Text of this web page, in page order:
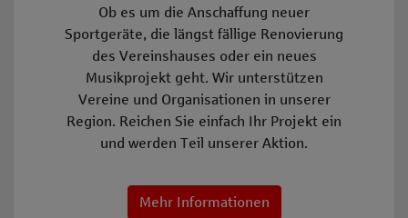
Ob es um die Anschaffung neuer
Sportgeräte, die längst fällige Renovierung
des Vereinshauses oder ein neues
Musikprojekt geht. Wir unterstützen
Vereine und Organisationen in unserer
Region. Reichen Sie einfach Ihr Projekt ein
und werden Teil unserer Aktion.
Mehr Informationen